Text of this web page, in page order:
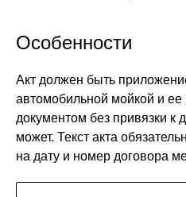
Особенности
Акт должен быть
автомобильной мойкой и
документом без привязки к
может. Текст акта
на дату и номер договора